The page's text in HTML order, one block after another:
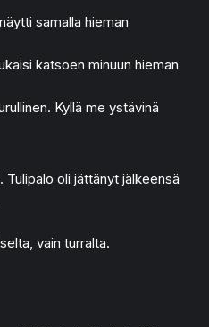
samalla hieman
katsoen minuun hieman
Kyllä me ystävinä
oli jättänyt jälkeensä
vain turralta.